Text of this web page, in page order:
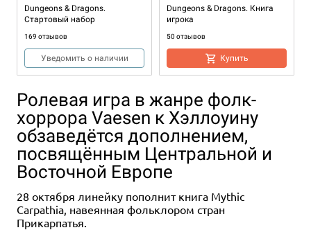
Dungeons & Dragons.
Стартовый набор
169 отзывов
Уведомить о наличии
Dungeons & Dragons. Книга
игрока
50 отзывов
Купить
Хит 12+
4 990 ₽
12+
4 990 ₽
Ролевая игра в жанре фолк-
хоррора Vaesen к Хэллоуину
обзаведётся дополнением,
посвящённым Центральной и
Восточной Европе
28 октября линейку пополнит книга Mythic
Carpathia, навеянная фольклором стран
Прикарпатья.